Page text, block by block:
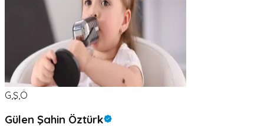
G,Ş,Ö
Gülen Şahin Öztürk